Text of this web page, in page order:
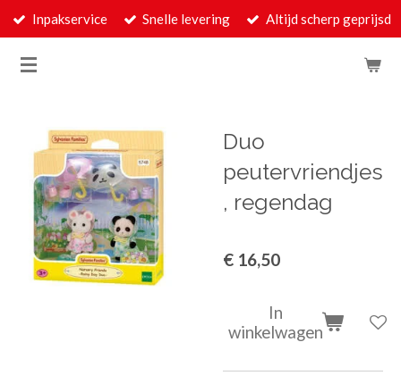
Ga
naar
Inpakservice Snelle levering Altijd scherp geprijsd
Duo
peutervriendjes
, regendag
€ 16,50
In
winkelwagen